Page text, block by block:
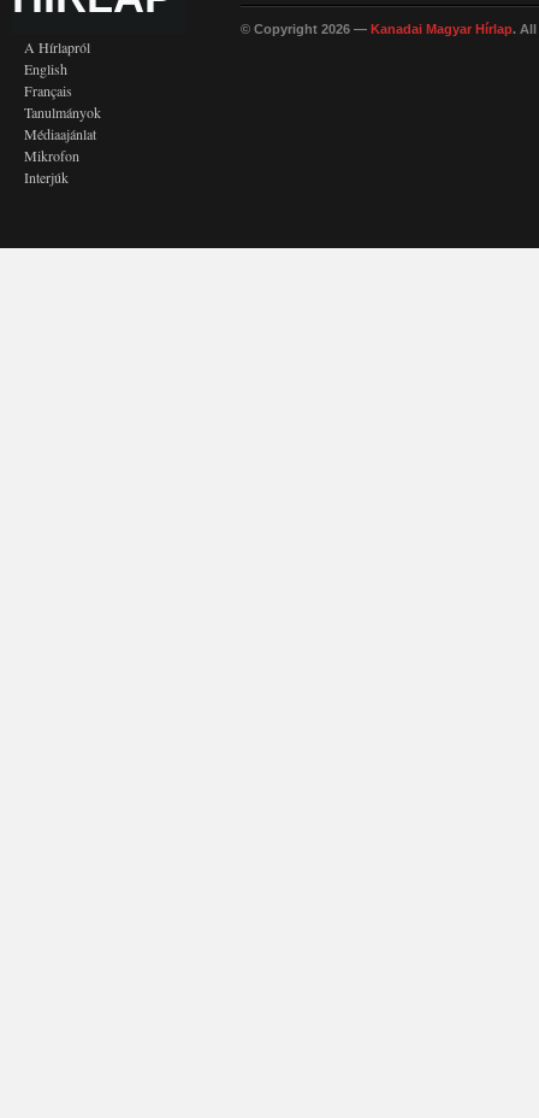
A Hírlapról
English
Français
Tanulmányok
Médiaajánlat
Mikrofon
Interjúk
© Copyright 2026 — Kanadai Magyar Hírlap. All